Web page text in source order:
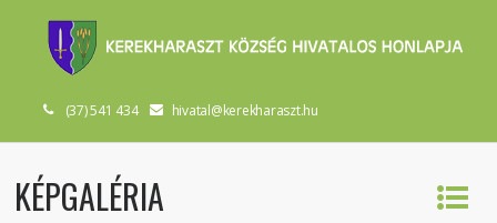
(37) 541 434 hivatal@kerekharaszt.hu
KÉPGALÉRIA